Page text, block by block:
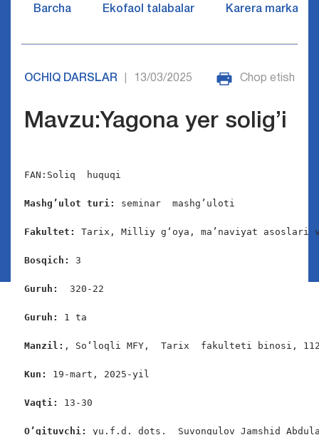
Barcha Ekofaol talabalar Karera markazi
OCHIQ DARSLAR 13/03/2025 Chop etish
Mavzu:Yagona yer solig’i
FAN:Soliq  huquqi
Mashg’ulot turi: seminar  mashg’uloti
Fakultet: Tarix, Milliy g‘oya, ma’naviyat asoslari
Bosqich: 3
Guruh: 320-22
Guruh: 1 ta
Manzil: , So‘loqli MFY,  Tarix fakulteti binosi,
Kun: 19-mart, 2025-yil
Vaqti: 13-30
O’qituvchi: yu.f.d. dots.  Suvonqulov Jamshid